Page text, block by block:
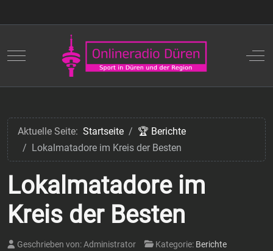
Mobile Menu Toggle Off-
Aktuelle Seite: Startseite
🏆 Berichte
Lokalmatadore im Kreis der Besten
Lokalmatadore im
Kreis der Besten
Geschrieben von:Administrator Kategorie: Berichte